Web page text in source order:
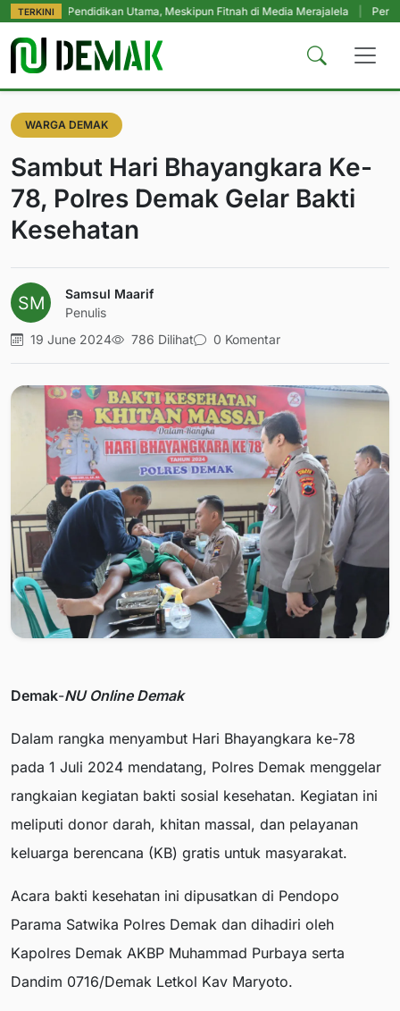
TERKINI
Pendidikan Utama, Meskipun Fitnah di Media Merajalela | Perkuat
WARGA DEMAK
Sambut Hari Bhayangkara Ke-
78, Polres Demak Gelar Bakti
Kesehatan
Samsul Maarif
Penulis
19 June 2024
786 Dilihat 0 Komentar
Demak-NU Online Demak
Dalam rangka menyambut Hari Bhayangkara ke-78
pada 1 Juli 2024 mendatang, Polres Demak menggelar
rangkaian kegiatan bakti sosial kesehatan. Kegiatan ini
meliputi donor darah, khitan massal, dan pelayanan
keluarga berencana (KB) gratis untuk masyarakat.
Acara bakti kesehatan ini dipusatkan di Pendopo
Parama Satwika Polres Demak dan dihadiri oleh
Kapolres Demak AKBP Muhammad Purbaya serta
Dandim 0716/Demak Letkol Kav Maryoto.